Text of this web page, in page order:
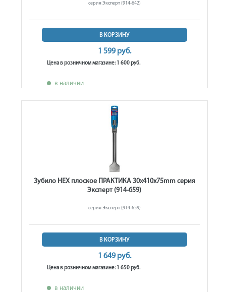
серия Эксперт (914-642)
В КОРЗИНУ
1 599 руб.
Цена в розничном магазине: 1 600 руб.
в наличии
Зубило HEX плоское ПРАКТИКА 30x410x75mm серия
Эксперт (914-659)
серия Эксперт (914-659)
В КОРЗИНУ
1 649 руб.
Цена в розничном магазине: 1 650 руб.
в наличии